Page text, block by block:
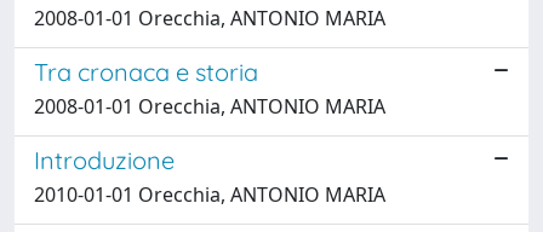
2008-01-01 Orecchia, ANTONIO MARIA
Tra cronaca e storia
2008-01-01 Orecchia, ANTONIO MARIA
Introduzione
2010-01-01 Orecchia, ANTONIO MARIA